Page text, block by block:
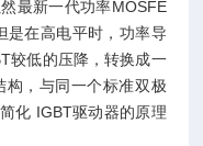
最新一代功率MOSFE
是在高电平时，功率导
较低的压降，转换成一
构，与同一个标准双极
化 IGBT驱动器的原理